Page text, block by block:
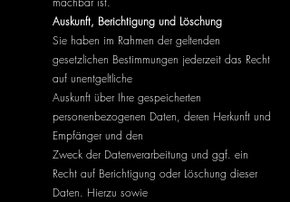
Auskunft, Berichtigung und Löschung
Sie haben im Rahmen der geltenden
gesetzlichen Bestimmungen jederzeit das Recht
auf unentgeltliche
Auskunft über Ihre gespeicherten
personenbezogenen Daten, deren Herkunft und
Empfänger und den
Zweck der Datenverarbeitung und ggf. ein
Recht auf Berichtigung oder Löschung dieser
Daten. Hierzu sowie